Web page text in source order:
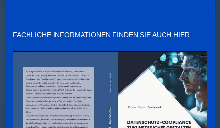
FACHLICHE INFORMATIONEN FINDEN SIE AUCH HIER: